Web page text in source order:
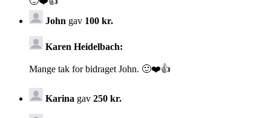
John gav 100 kr.
Karen Heidelbach:
Mange tak for bidraget John. 🙂❤️👍
Karina gav 250 kr.